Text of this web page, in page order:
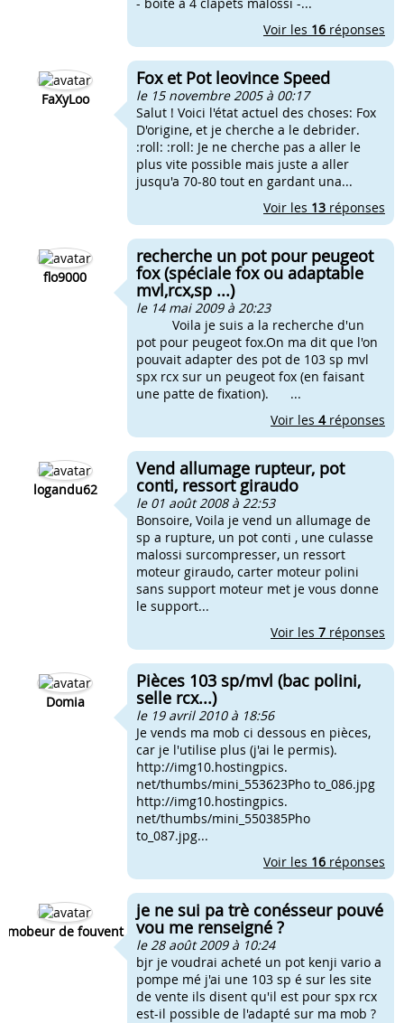
Voir les 16 réponses
FaXyLoo
Fox et Pot leovince Speed
le 15 novembre 2005 à 00:17
Salut ! Voici l'état actuel des choses: Fox
D'origine, et je cherche a le debrider.
:roll: :roll: Je ne cherche pas a aller le
plus vite possible mais juste a aller
jusqu'a 70-80 tout en gardant una...
Voir les 13 réponses
flo9000
recherche un pot pour peugeot
fox (spéciale fox ou adaptable
mvl,rcx,sp ...)
le 14 mai 2009 à 20:23
Voila je suis a la recherche d'un
pot pour peugeot fox.On ma dit que l'on
pouvait adapter des pot de 103 sp mvl
spx rcx sur un peugeot fox (en faisant
une patte de fixation). ...
Voir les 4réponses
logandu62
Vend allumage rupteur, pot
conti, ressort giraudo
le 01 août 2008 à 22:53
Bonsoire, Voila je vend un allumage de
sp a rupture, un pot conti , une culasse
malossi surcompresser, un ressort
moteur giraudo, carter moteur polini
sans support moteur met je vous donne
le support...
Voir les 7 réponses
Domia
Pièces 103 sp/mvl (bac polini,
selle rcx...)
le 19 avril 2010 à 18:56
Je vends ma mob ci dessous en pièces,
car je l'utilise plus (j'ai le permis).
http://img10.hostingpics.
net/thumbs/mini_553623Pho to_086.jpg
http://img10.hostingpics.
net/thumbs/mini_550385Pho
to_087.jpg...
Voir les 16 réponses
mobeur de fouvent
je ne sui pa trè conésseur pouvé
vou me renseigné ?
le 28 août 2009 à 10:24
bjr je voudrai acheté un pot kenji vario a
pompe mé j'ai une 103 sp é sur les site
de vente ils disent qu'il est pour spx rcx
est-il possible de l'adapté sur ma mob ?